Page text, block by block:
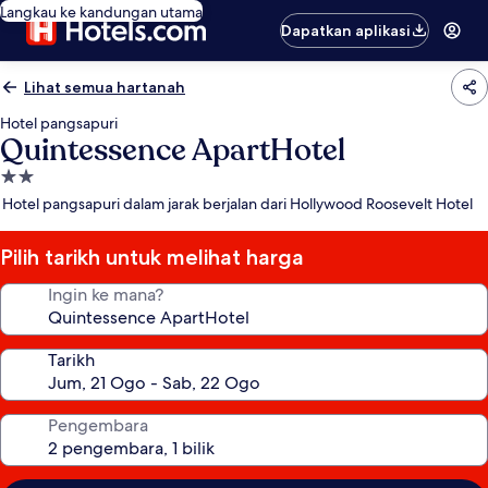
Langkau ke kandungan utama
Dapatkan aplikasi
Lihat semua hartanah
Hotel pangsapuri
Quintessence ApartHotel
Hartanah
2.0
Hotel pangsapuri dalam jarak berjalan dari Hollywood Roosevelt Hotel
Pilih tarikh untuk melihat harga
Ingin ke mana?
Tarikh
Pengembara